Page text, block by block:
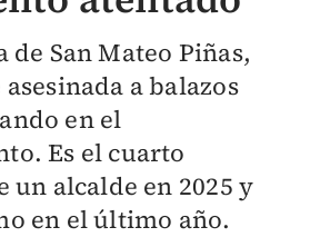
de San Mateo Piñas,
a balazos
en el
Es el cuarto
un alcalde en 2025 y
en el último año.